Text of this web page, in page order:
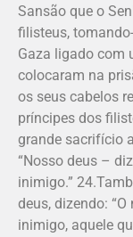
Sansão que o
filisteus,
Gaza ligado com
colocaram na
os seus cabelos
príncipes dos
grande sacrifício
“Nosso deus –
inimigo.”
deus, dizendo:
inimigo, aquele